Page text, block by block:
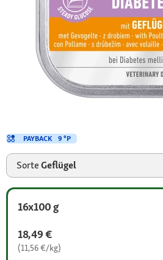
SorteGeflügel
16x100 g
18,49 €
(11,56 €/kg)
PAYBACK 9 °P